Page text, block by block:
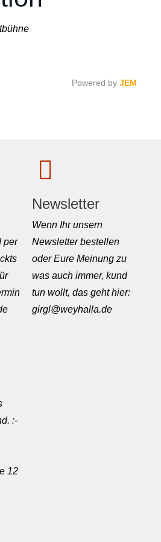
Powered by JEM
per
Newsletter
Wenn Ihr unsern
Newsletter bestellen
oder Eure Meinung zu
was auch immer, kund
tun wollt, das geht hier:
girgl@weyhalla.de
:-
12